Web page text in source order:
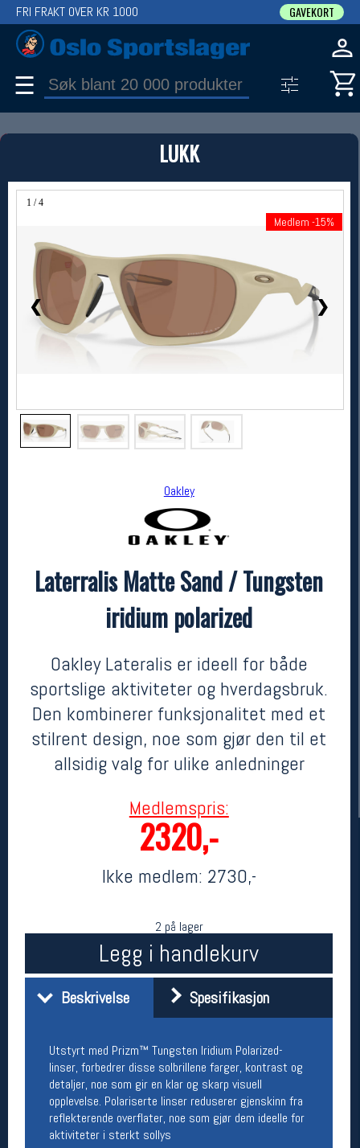
LUKK
1 / 4
❮ ❯
Medlem -15%
Oakley
Laterralis Matte Sand / Tungsten
iridium polarized
Oakley Lateralis er ideell for både
sportslige aktiviteter og hverdagsbruk.
Den kombinerer funksjonalitet med et
stilrent design, noe som gjør den til et
allsidig valg for ulike anledninger
Medlemspris:
2320,-
Ikke medlem: 2730,-
2 på lager
Legg i handlekurv
Beskrivelse Spesifikasjon
Utstyrt med Prizm™ Tungsten Iridium Polarized-
linser, forbedrer disse solbrillene farger, kontrast og
detaljer, noe som gir en klar og skarp visuell
opplevelse. Polariserte linser reduserer gjenskinn fra
reflekterende overflater, noe som gjør dem ideelle for
aktiviteter i sterkt sollys
FRI FRAKT OVER KR 1000 GAVEKORT
☰
PRODUKT
Produkter (1)
Bruk filter til å spisse søket
Oakley
Laterralis Matte Sand / Tungsten iridium polarized
2730,- MEDLEM:2320,-
Oslo Sportslager
Torggata 20
0183 Oslo
Telefon: 23 32 62 00
(telefontid man-fredag klokken 10-13)
Kontakt oss
Åpningstider butikk
Man-Fredag:
11-18
Lørdag: